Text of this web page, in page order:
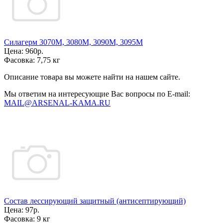
Силагерм 3070М, 3080М, 3090М, 3095М
Цена: 960р.
Фасовка: 7,75 кг
Описание товара вы можете найти на нашем сайте.
Мы ответим на интересующие Вас вопросы по E-mail:
MAIL@ARSENAL-KAMA.RU
Состав лессирующий защитный (антисептирующий)
Цена: 97р.
Фасовка: 9 кг